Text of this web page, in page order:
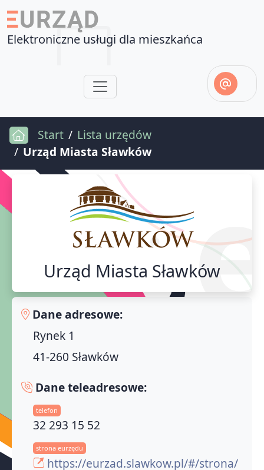
Elektroniczne usługi dla mieszkańca
Start
Lista urzędów
Urząd Miasta Sławków
Urząd Miasta Sławków
Dane adresowe:
Rynek 1
41-260 Sławków
Dane teleadresowe:
telefon
32 293 15 52
strona eurzędu
https://eurzad.slawkow.pl/#/strona/